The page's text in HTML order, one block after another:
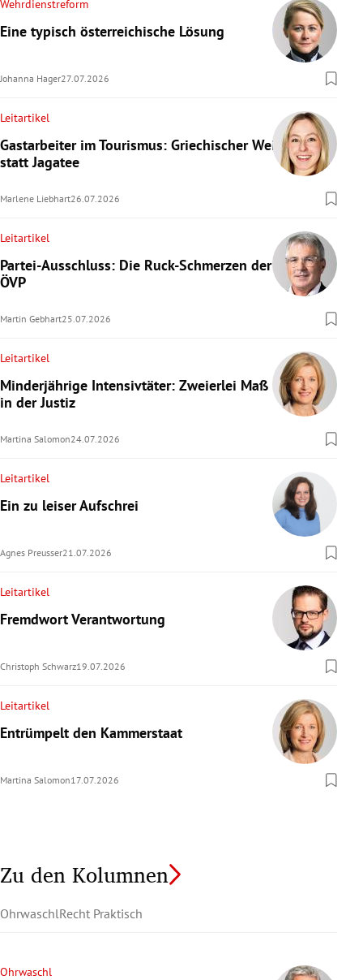
Wehrdienstreform
Eine typisch österreichische Lösung
Johanna Hager27.07.2026
Leitartikel
Gastarbeiter im Tourismus: Griechischer Wein
statt Jagatee
Marlene Liebhart26.07.2026
Leitartikel
Partei-Ausschluss: Die Ruck-Schmerzen der
ÖVP
Martin Gebhart25.07.2026
Leitartikel
Minderjährige Intensivtäter: Zweierlei Maß
in der Justiz
Martina Salomon24.07.2026
Leitartikel
Ein zu leiser Aufschrei
Agnes Preusser21.07.2026
Leitartikel
Fremdwort Verantwortung
Christoph Schwarz19.07.2026
Leitartikel
Entrümpelt den Kammerstaat
Martina Salomon17.07.2026
Zu den Kolumnen
OhrwaschlRecht Praktisch
Ohrwaschl